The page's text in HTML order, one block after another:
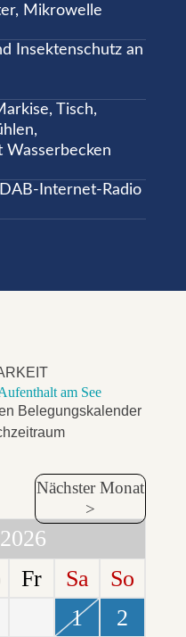
Mikrowelle
Insektenschutz an
Tisch,
Wasserbecken
Internet-Radio
am See
Belegungskalender
Nächster Monat
>
Fr Sa
So
1
2